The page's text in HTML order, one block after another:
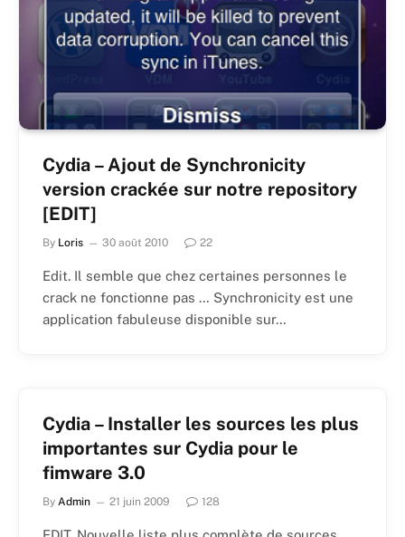
Cydia – Ajout de Synchronicity
version crackée sur notre repository
[EDIT]
By Loris 30 août 2010 22
Edit. Il semble que chez certaines personnes le
crack ne fonctionne pas … Synchronicity est une
application fabuleuse disponible sur…
Cydia – Installer les sources les plus
importantes sur Cydia pour le
fimware 3.0
By Admin 21 juin 2009 128